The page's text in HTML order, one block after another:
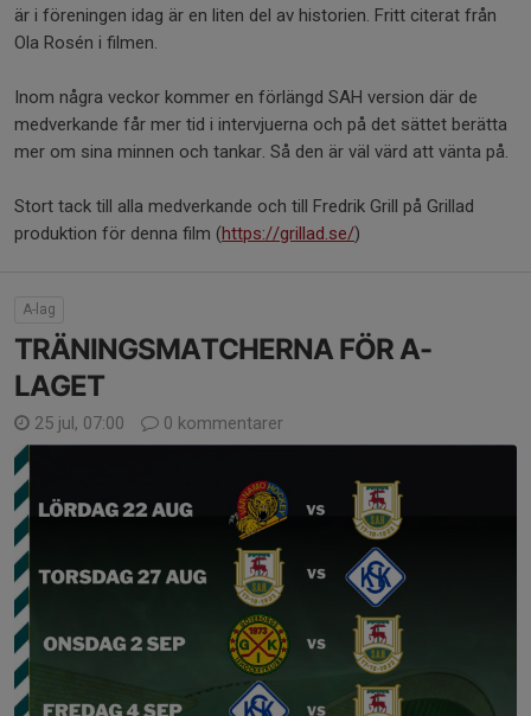
är i föreningen idag är en liten del av historien. Fritt citerat från
Ola Rosén i filmen.
Inom några veckor kommer en förlängd SAH version där de
medverkande får mer tid i intervjuerna och på det sättet berätta
mer om sina minnen och tankar. Så den är väl värd att vänta på.
Stort tack till alla medverkande och till Fredrik Grill på Grillad
produktion för denna film (https://grillad.se/)
A-lag
TRÄNINGSMATCHERNA FÖR A-
LAGET
25 jul, 07:00 0 kommentarer